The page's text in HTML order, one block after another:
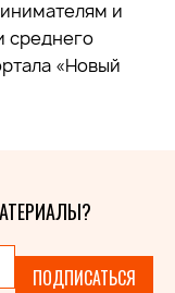
и
среднего
«Новый
ПОДПИСАТЬСЯ